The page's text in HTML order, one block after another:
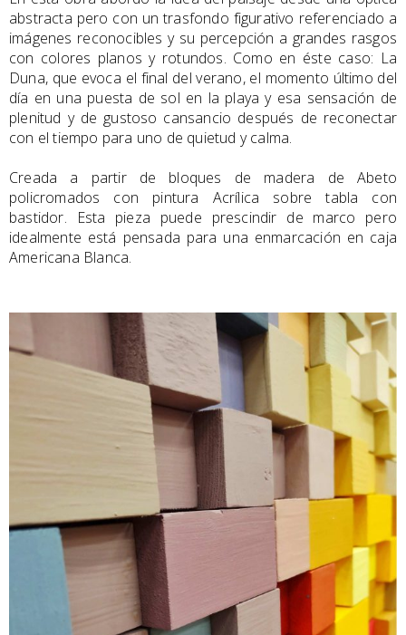
abstracta pero con un trasfondo figurativo referenciado a
imágenes reconocibles y su percepción a grandes rasgos
con colores planos y rotundos. Como en éste caso: La
Duna, que evoca el final del verano, el momento último del
día en una puesta de sol en la playa y esa sensación de
plenitud y de gustoso cansancio después de reconectar
con el tiempo para uno de quietud y calma.
Creada a partir de bloques de madera de Abeto
policromados con pintura Acrílica sobre tabla con
bastidor. Esta pieza puede prescindir de marco pero
idealmente está pensada para una enmarcación en caja
Americana Blanca.